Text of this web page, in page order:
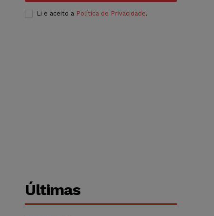
Li e aceito a Política de Privacidade.
Últimas